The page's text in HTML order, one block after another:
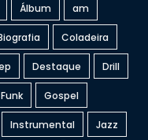
Álbum am
Coladeira
Destaque Drill
Funk Gospel
Instrumental Jazz